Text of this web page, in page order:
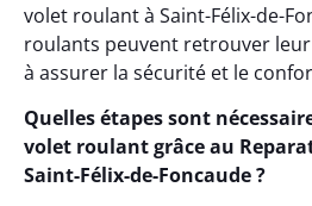
volet roulant à Saint-Félix-de-
roulants peuvent retrouver
à assurer la sécurité et le
Quelles étapes sont
volet roulant grâce au
Saint-Félix-de-Foncaude ?